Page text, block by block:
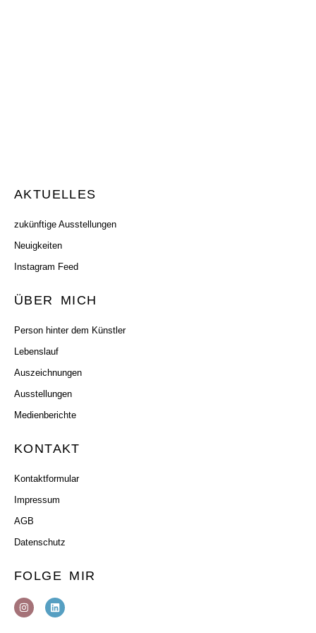
AKTUELLES
zukünftige Ausstellungen
Neuigkeiten
Instagram Feed
ÜBER MICH
Person hinter dem Künstler
Lebenslauf
Auszeichnungen
Ausstellungen
Medienberichte
KONTAKT
Kontaktformular
Impressum
AGB
Datenschutz
FOLGE MIR
I
n
L
i